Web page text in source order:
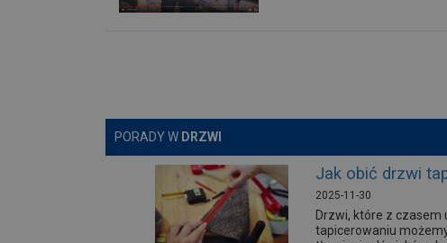
PORADY W DRZWI
Jak obić drzwi
2025-11-30
Drzwi, które z czasem
tapicerowaniu